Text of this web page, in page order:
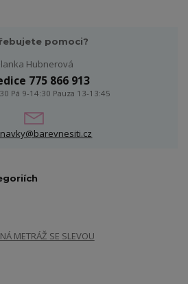
pomoci?
Hubnerová
775 866 913
Pá 9-14:30 Pauza 13-13:45
METRÁŽ SE SLEVOU